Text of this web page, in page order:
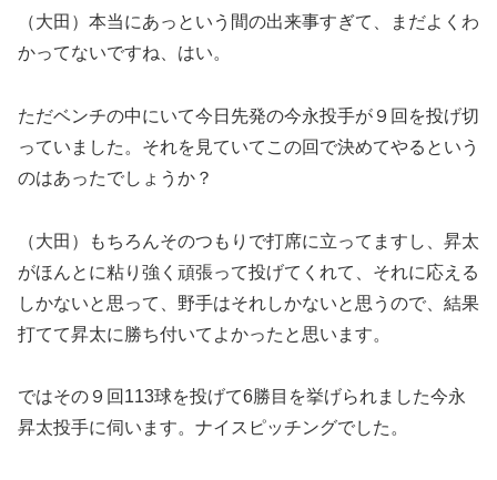
（大田）本当にあっという間の出来事すぎて、まだよくわ
かってないですね、はい。
ただベンチの中にいて今日先発の今永投手が９回を投げ切
っていました。それを見ていてこの回で決めてやるという
のはあったでしょうか？
（大田）もちろんそのつもりで打席に立ってますし、昇太
がほんとに粘り強く頑張って投げてくれて、それに応える
しかないと思って、野手はそれしかないと思うので、結果
打てて昇太に勝ち付いてよかったと思います。
ではその９回113球を投げて6勝目を挙げられました今永
昇太投手に伺います。ナイスピッチングでした。